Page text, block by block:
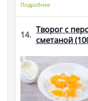
Подробнее
14. Творог с
сметаной